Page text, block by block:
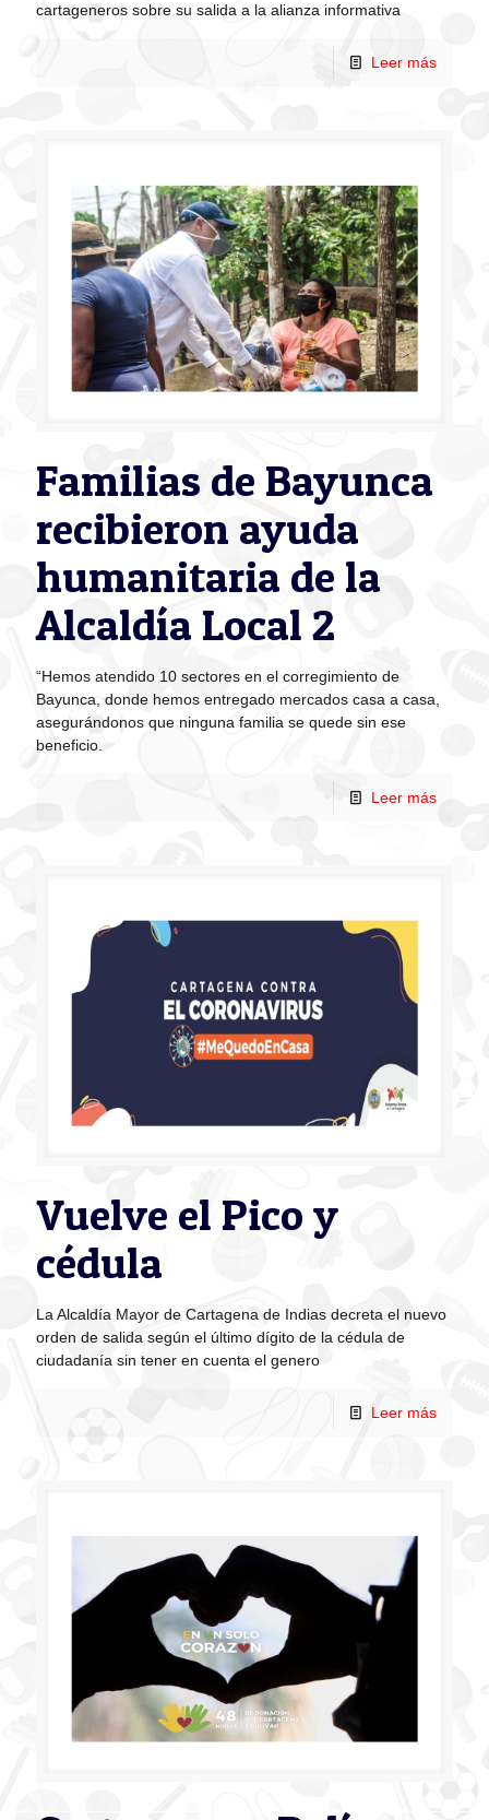
cartageneros sobre su salida a la alianza informativa
Leer más
Familias de Bayunca
recibieron ayuda
humanitaria de la
Alcaldía Local 2
“Hemos atendido 10 sectores en el corregimiento de
Bayunca, donde hemos entregado mercados casa a casa,
asegurándonos que ninguna familia se quede sin ese
beneficio.
Leer más
Vuelve el Pico y
cédula
La Alcaldía Mayor de Cartagena de Indias decreta el nuevo
orden de salida según el último dígito de la cédula de
ciudadanía sin tener en cuenta el genero
Leer más